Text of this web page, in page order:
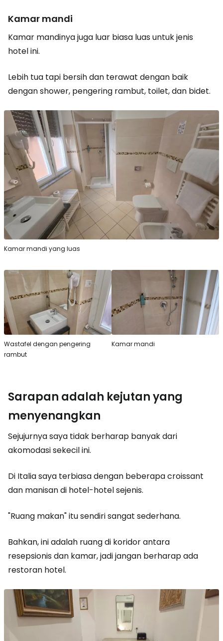
Kamar mandi
Kamar mandinya juga luar biasa luas untuk jenis
hotel ini.
Lebih tua tapi bersih dan terawat dengan baik
dengan shower, pengering rambut, toilet, dan bidet.
Kamar mandi yang luas
Wastafel dengan pengering
rambut
Kamar mandi
Sarapan adalah kejutan yang
menyenangkan
Sejujurnya saya tidak berharap banyak dari
akomodasi sekecil ini.
Di Italia saya terbiasa dengan beberapa croissant
dan manisan di hotel-hotel sejenis.
"Ruang makan" itu sendiri sangat sederhana.
Bahkan, ini adalah ruang di koridor antara
resepsionis dan kamar, jadi jangan berharap ada
restoran hotel.